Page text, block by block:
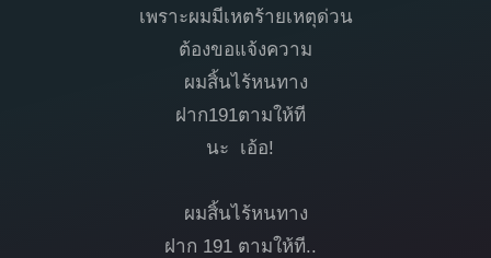
เพราะผมมีเหตร้ายเหตุด่วน
ต้องขอแจ้งความ
ผมสิ้นไร้หนทาง
ฝาก191ตามให้ที
นะ เอ้อ!
ผมสิ้นไร้หนทาง
ฝาก 191 ตามให้ที..